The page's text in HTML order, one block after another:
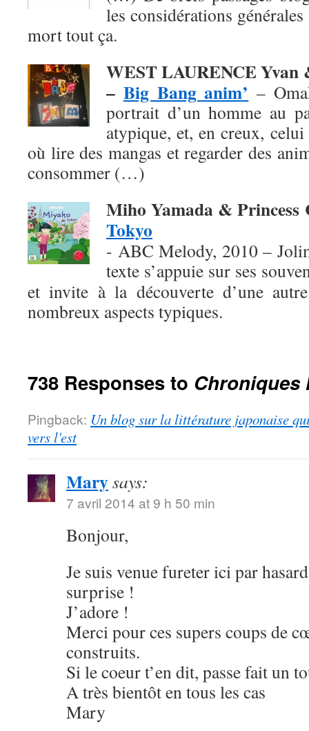
les considérations
mort tout ça.
WEST LAURENCE Yvan
– Big Bang anim’ –
portrait d’un homme au
atypique, et, en creux,
où lire des mangas et regarder des
consommer (…)
Miho Yamada & Princess
Tokyo
- ABC Melody, 2010 –
texte s’appuie sur ses
et invite à la découverte d’une
nombreux aspects typiques.
738 Responses to Chroniques
Pingback: Un blog sur la littérature japonaise
vers l'est
Marysays:
7 avril 2014 at 9 h 50 min
Bonjour,
Je suis venue fureter ici par
surprise !
J’adore !
Merci pour ces supers coups de
construits.
Si le coeur t’en dit, passe fait un
A très bientôt en tous les cas
Mary